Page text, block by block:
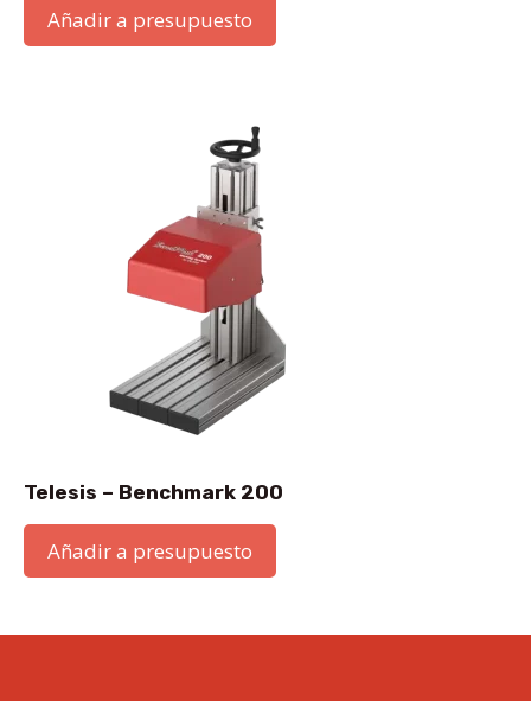
Añadir a presupuesto
Telesis – Benchmark 200
Añadir a presupuesto